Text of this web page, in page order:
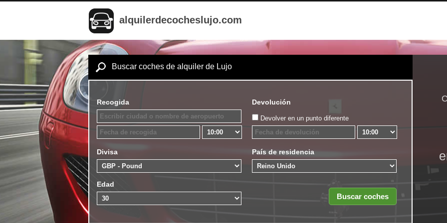
alquilerdecocheslujo.com
Buscar coches de alquiler de Lujo
Recogida Devolución
Devolver en un punto diferente
Divisa País de residencia
Edad